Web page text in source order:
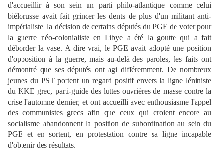
d'accueillir à son sein un parti philo-atlantique comme celui
biélorusse avait fait grincer les dents de plus d'un militant anti-
impérialiste, la décision de certains députés du PGE de voter pour
la guerre néo-colonialiste en Libye a été la goutte qui a fait
déborder la vase. A dire vrai, le PGE avait adopté une position
d'opposition à la guerre, mais au-delà des paroles, les faits ont
démontré que ses députés ont agi différemment. De nombreux
jeunes du PST portent un regard positif envers la ligne léniniste
du KKE grec, parti-guide des luttes ouvrières de masse contre la
crise l'automne dernier, et ont accueilli avec enthousiasme l'appel
des communistes grecs afin que ceux qui croient encore au
socialisme abandonnent la position de subordination au sein du
PGE et en sortent, en protestation contre sa ligne incapable
d'obtenir des résultats.